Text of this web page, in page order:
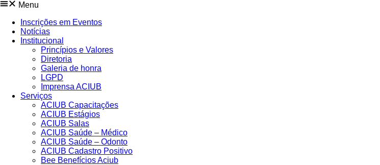
Menu
Inscrições em Eventos
Notícias
Institucional
Princípios e Valores​
Diretoria
Galeria de honra
LGPD
Imprensa ACIUB
Serviços
ACIUB Capacitações
ACIUB Estágios
ACIUB Salas
ACIUB Saúde – Médico
ACIUB Saúde – Odonto
ACIUB Cadastro Positivo
Bee Benefícios Aciub